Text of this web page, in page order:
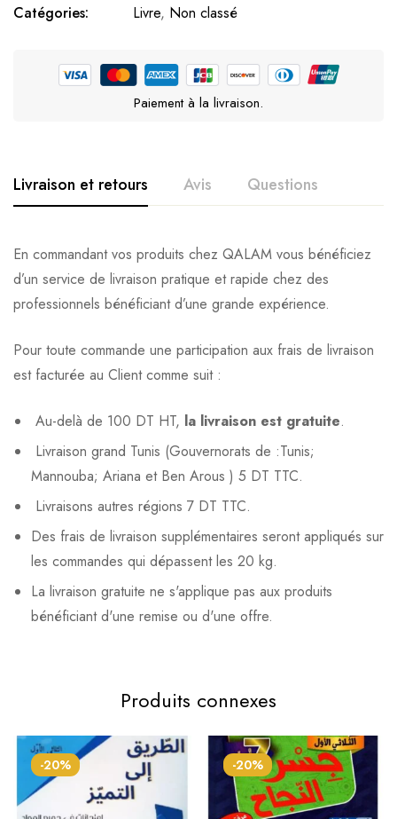
Catégories:
Livre, Non classé
Paiement à la livraison.
Livraison et retours Avis Questions
En commandant vos produits chez QALAM vous bénéficiez
d’un service de livraison pratique et rapide chez des
professionnels bénéficiant d’une grande expérience.
Pour toute commande une participation aux frais de livraison
est facturée au Client comme suit :
Au-delà de 100 DT HT, la livraison est gratuite.
Livraison grand Tunis (Gouvernorats de :Tunis;
Mannouba; Ariana et Ben Arous ) 5 DT TTC.
Livraisons autres régions 7 DT TTC.
Des frais de livraison supplémentaires seront appliqués sur
les commandes qui dépassent les 20 kg.
La livraison gratuite ne s'applique pas aux produits
bénéficiant d'une remise ou d'une offre.
Produits connexes
-20% -20%